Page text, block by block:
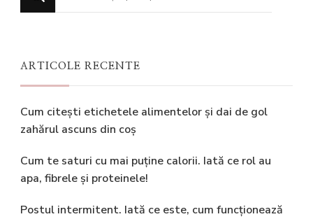
ceva?
ARTICOLE RECENTE
Cum citești etichetele alimentelor și dai de gol
zahărul ascuns din coș
Cum te saturi cu mai puține calorii. Iată ce rol au
apa, fibrele și proteinele!
Postul intermitent. Iată ce este, cum funcționează